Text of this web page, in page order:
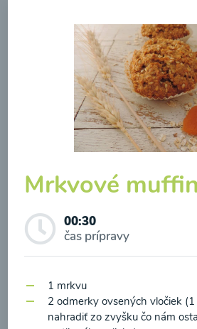
Brokolicová
syrom
Mrkvové
00:30
čas prípravy
1 mrkvu
2 odmerky ovsených vločiek
nahradiť zo zvyšku čo nám
Odber noviniek a
Odoslaním registrácie na
spracovaním osobných údajov